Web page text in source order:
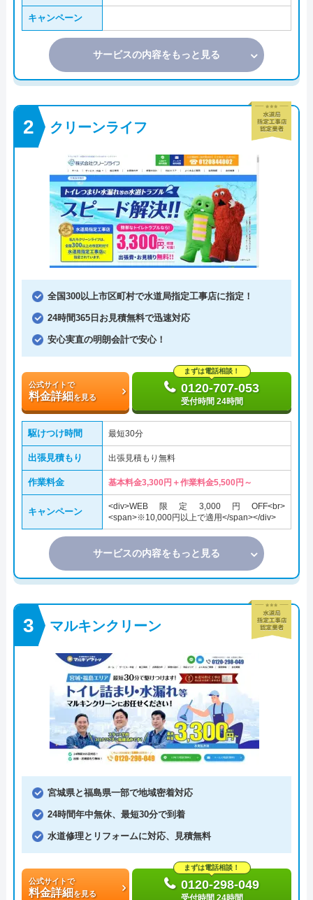
キャンペーン
サービスの内容をもっと見る
クリーンライフ
全国300以上市区町村で水道局指定工事店に指定！
24時間365日お見積無料で迅速対応
安心実直の明朗会計で安心！
公式サイトで
料金詳細を見る
まずは電話相談！
0120-707-053
受付時間 24時間
駆けつけ時間 最短30分
出張見積もり 出張見積もり無料
作業料金 基本料金3,300円＋作業料金5,500円～
キャンペーン
<div>WEB限定3,000円OFF<br>
<span>※10,000円以上で適用</span></div>
サービスの内容をもっと見る
マルキンクリーン
宮城県と福島県一部で地域密着対応
24時間年中無休、最短30分で到着
水道修理とリフォームに対応、見積無料
公式サイトで
料金詳細を見る
まずは電話相談！
0120-298-049
受付時間 24時間